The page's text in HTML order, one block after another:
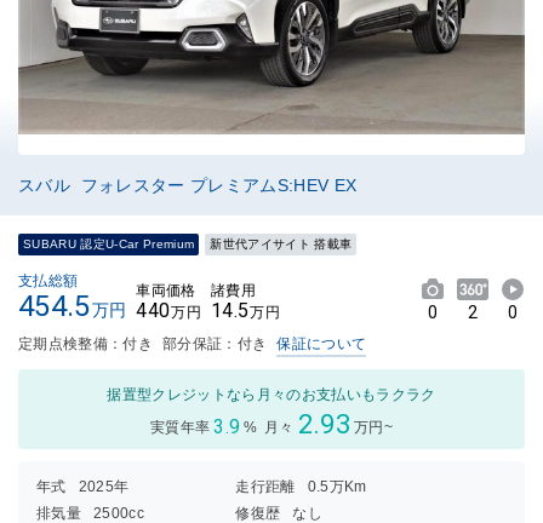
スバル フォレスター プレミアムS:HEV EX
SUBARU 認定U-Car Premium 新世代アイサイト 搭載車
支払総額
454.5万円
車両価格
440万円
諸費用
14.5万円 0 2 0
定期点検整備：付き 部分保証：付き 保証について
据置型クレジットなら月々のお支払いもラクラク
実質年率 3.9 % 月々 2.93 万円~
年式 2025年 走行距離
0.5万Km
排気量
2500cc 修復歴
なし